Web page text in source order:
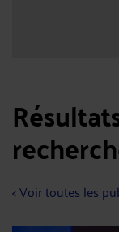
< Voir toutes les